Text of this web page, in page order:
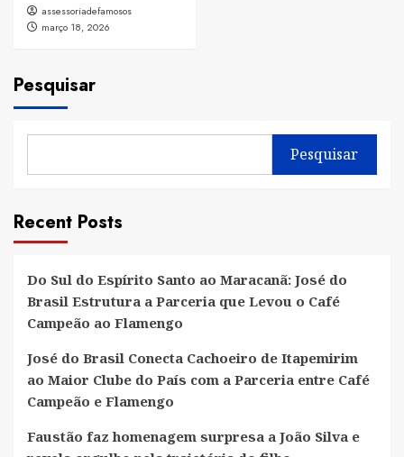
assessoriadefamosos
março 18, 2026
Pesquisar
Pesquisar
Recent Posts
Do Sul do Espírito Santo ao Maracanã: José do
Brasil Estrutura a Parceria que Levou o Café
Campeão ao Flamengo
José do Brasil Conecta Cachoeiro de Itapemirim
ao Maior Clube do País com a Parceria entre Café
Campeão e Flamengo
Faustão faz homenagem surpresa a João Silva e